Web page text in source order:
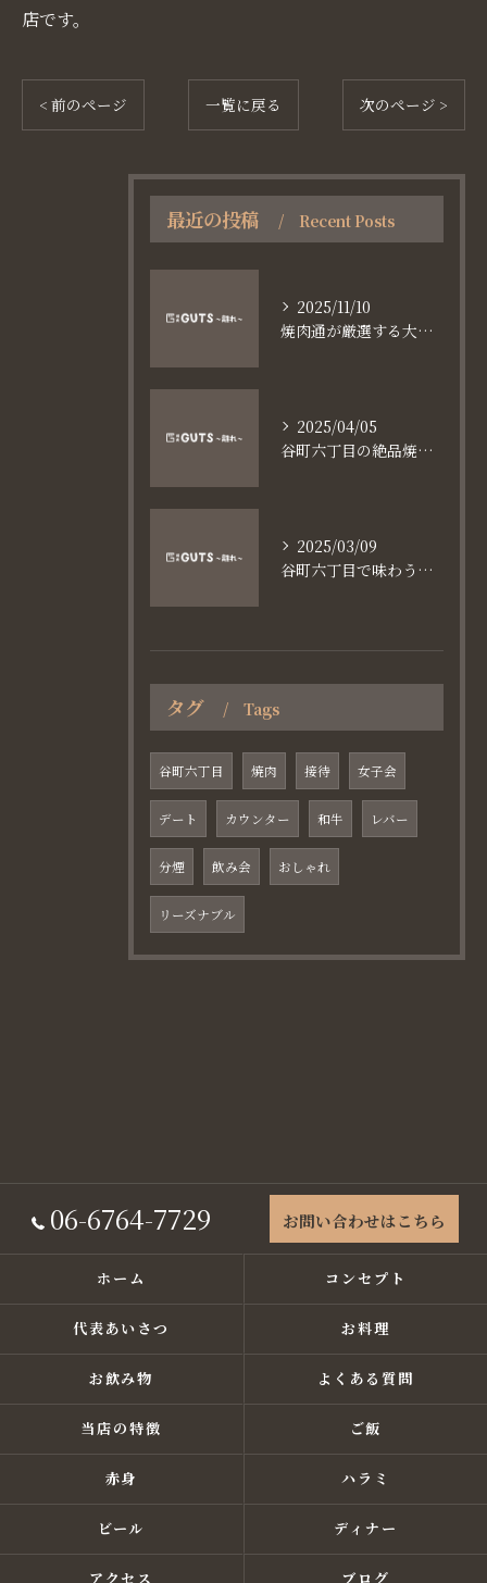
店です。
< 前のページ 一覧に戻る 次のページ >
最近の投稿 Recent Posts
2025/11/10
焼肉通が厳選する大阪長堀鶴見緑地線谷町六丁目満足食事術
2025/04/05
谷町六丁目の絶品焼肉体験
2025/03/09
谷町六丁目で味わう家族と焼肉の魅力
タグ Tags
谷町六丁目 焼肉 接待 女子会
デート カウンター 和牛 レバー
分煙 飲み会 おしゃれ
リーズナブル
06-6764-7729 お問い合わせはこちら
ホーム コンセプト
代表あいさつ お料理
お飲み物 よくある質問
当店の特徴 ご飯
赤身 ハラミ
ビール ディナー
アクセス ブログ